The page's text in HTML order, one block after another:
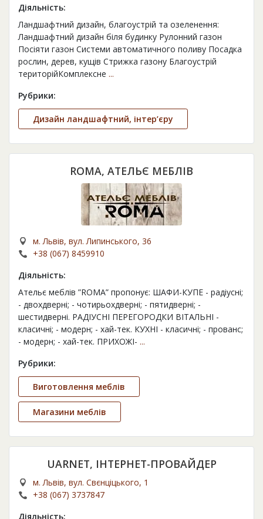
Діяльність:
Ландшафтний дизайн, благоустрій та озеленення:
Ландшафтний дизайн біля будинку Рулонний газон
Посіяти газон Системи автоматичного поливу Посадка
рослин, дерев, кущів Стрижка газону Благоустрій
територійКомплексне ...
Рубрики:
Дизайн ландшафтний, інтер’єру
ROMA, АТЕЛЬЄ МЕБЛІВ
м. Львів, вул. Липинського, 36
+38 (067) 8459910
Діяльність:
Ательє меблів ”ROMA” пропонує: ШАФИ-КУПЕ - радіусні;
- двохдверні; - чотирьохдверні; - пятидверні; -
шестидверні. РАДІУСНІ ПЕРЕГОРОДКИ ВІТАЛЬНІ -
класичні; - модерн; - хай-тек. КУХНІ - класичні; - прованс;
- модерн; - хай-тек. ПРИХОЖІ- ...
Рубрики:
Виготовлення меблів
Магазини меблів
UARNET, ІНТЕРНЕТ-ПРОВАЙДЕР
м. Львів, вул. Свєнціцького, 1
+38 (067) 3737847
Діяльність: